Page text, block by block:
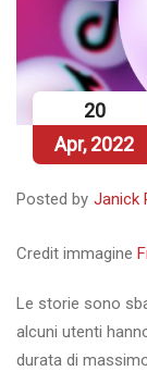
20
Apr, 2022
Posted by Janick
Credit immagine
Le storie sono
alcuni utenti
durata di